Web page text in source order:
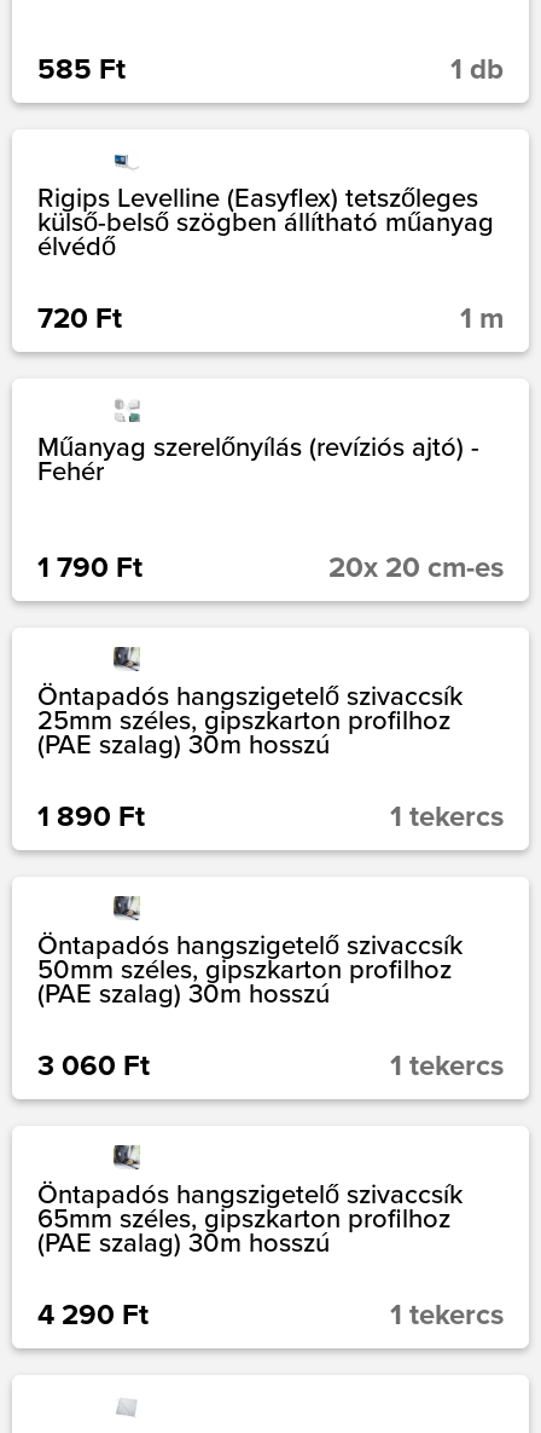
585 Ft 1 db
Rigips Levelline (Easyflex) tetszőleges
külső-belső szögben állítható műanyag
élvédő
720 Ft 1 m
Műanyag szerelőnyílás (revíziós ajtó) -
Fehér
1 790 Ft 20x 20 cm-es
Öntapadós hangszigetelő szivaccsík
25mm széles, gipszkarton profilhoz
(PAE szalag) 30m hosszú
1 890 Ft 1 tekercs
Öntapadós hangszigetelő szivaccsík
50mm széles, gipszkarton profilhoz
(PAE szalag) 30m hosszú
3 060 Ft 1 tekercs
Öntapadós hangszigetelő szivaccsík
65mm széles, gipszkarton profilhoz
(PAE szalag) 30m hosszú
4 290 Ft 1 tekercs